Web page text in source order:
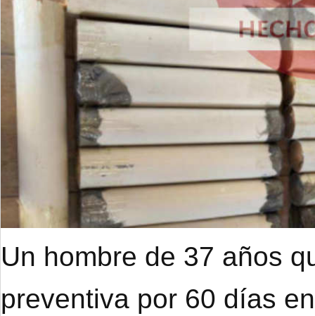
Un hombre de 37 años
preventiva por 60 días